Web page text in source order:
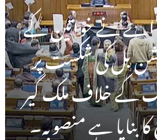
نے خواتین کے
بل کی شکست پر
کے خلاف ملک گیر
بنایا ہے منصوبہ۔